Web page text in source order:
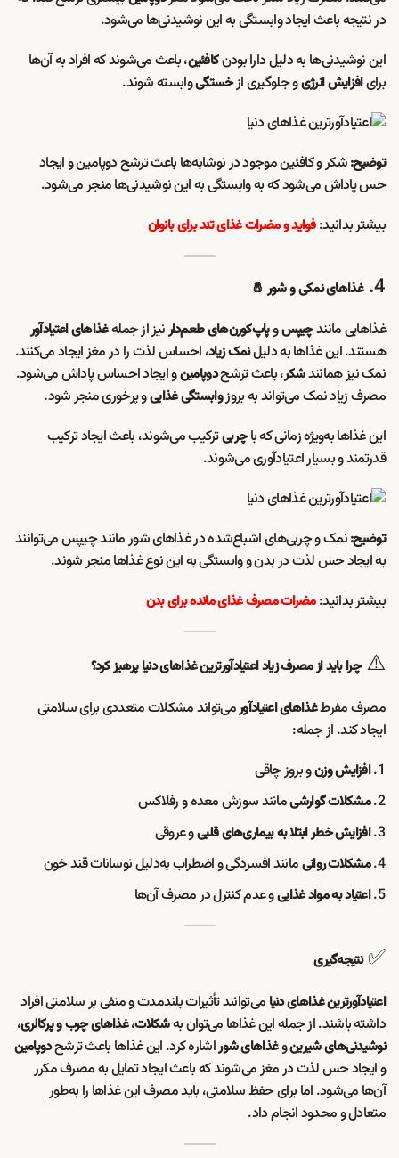
در نتیجه باعث ایجاد وابستگی به این نوشیدنی‌ها می‌شود.
این نوشیدنی‌ها به دلیل دارا بودنکافئین، باعث می‌شوند که افراد به آن‌ها
برایافزایش انرژیو جلوگیری ازخستگیوابسته شوند.
توضیح:شکر و کافئین موجود در نوشابه‌ها باعث ترشح دوپامین و ایجاد
حس پاداش می‌شود که به وابستگی به این نوشیدنی‌ها منجر می‌شود.
بیشتر بدانید:فواید و مضرات غذای تند برای بانوان
4. غذاهای نمکی و شور 🧂
غذاهایی مانندچیپسوپاپ‌کورن‌های طعم‌دارنیز از جملهغذاهای اعتیادآور
هستند. این غذاها به دلیلنمک زیاد، احساس لذت را در مغز ایجاد می‌کنند.
نمک نیز همانندشکر، باعث ترشحدوپامینو ایجاد احساس پاداش می‌شود.
مصرف زیاد نمک می‌تواند به بروزوابستگی غذاییو پرخوری منجر شود.
این غذاها به‌ویژه زمانی که باچربیترکیب می‌شوند، باعث ایجاد ترکیب
قدرتمند و بسیار اعتیادآوری می‌شوند.
توضیح:نمک و چربی‌های اشباع‌شده در غذاهای شور مانند چیپس می‌توانند
به ایجاد حس لذت در بدن و وابستگی به این نوع غذاها منجر شوند.
بیشتر بدانید:مضرات مصرف غذای مانده برای بدن
⚠️چرا باید از مصرف زیاداعتیادآورترین غذاهای دنیاپرهیز کرد؟
مصرف مفرطغذاهای اعتیادآورمی‌تواند مشکلات متعددی برای سلامتی
ایجاد کند. از جمله:
افزایش وزنو بروز چاقی
مشکلات گوارشیمانند سوزش معده و رفلاکس
افزایش خطر ابتلا به بیماری‌های قلبیو عروقی
مشکلات روانیمانند افسردگی و اضطراب به‌دلیل نوسانات قند خون
اعتیاد به مواد غذاییو عدم کنترل در مصرف آن‌ها
✅نتیجه‌گیری
اعتیادآورترین غذاهای دنیا می‌توانند تأثیرات بلندمدت و منفی بر سلامتی افراد
داشته باشند. از جمله این غذاها می‌توان بهشکلات،غذاهای چرب و پرکالری،
نوشیدنی‌های شیرینوغذاهای شوراشاره کرد. این غذاها باعث ترشحدوپامین
و ایجاد حس لذت در مغز می‌شوند که باعث ایجاد تمایل به مصرف مکرر
آن‌ها می‌شود. اما برای حفظ سلامتی، باید مصرف این غذاها را به‌طور
متعادل و محدود انجام داد.